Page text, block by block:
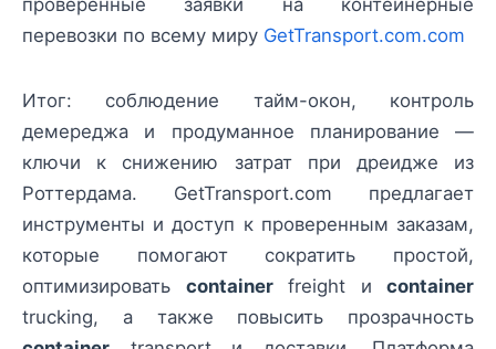
проверенные заявки на контейнерные
перевозки по всему миру GetTransport.com.com
Итог: соблюдение тайм-окон, контроль
демереджа и продуманное планирование —
ключи к снижению затрат при дреидже из
Роттердама. GetTransport.com предлагает
инструменты и доступ к проверенным заказам,
которые помогают сократить простой,
оптимизировать containerfreight и container
trucking, а также повысить прозрачность